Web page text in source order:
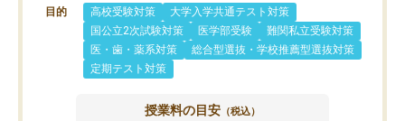
目的 高校受験対策
大学入学共通テスト対策
国公立2次試験対策
医学部受験
難関私立受験対策
医・歯・薬系対策
総合型選抜・学校推薦型選抜対策
定期テスト対策
授業料の目安 （税込）